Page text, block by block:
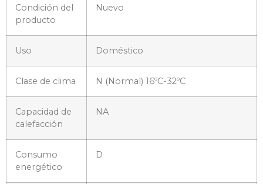
Condición del
producto
Nuevo
Uso Doméstico
Clase de clima N (Normal) 16ºC-32ºC
Capacidad de
calefacción
NA
Consumo
energético
D